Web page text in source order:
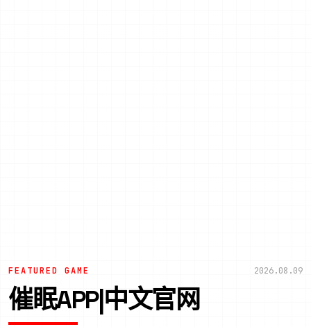
FEATURED GAME 2026.08.09
催眠APP|中文官网